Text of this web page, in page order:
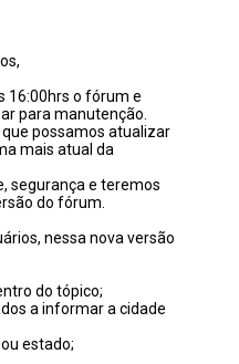
16:00hrs o fórum e
para manutenção.
que possamos atualizar
mais atual da
segurança e teremos
do fórum.
nessa nova versão
do tópico;
a informar a cidade
estado;